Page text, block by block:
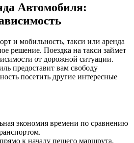
Автомобиля:
и мобильность, такси или аренда
решение. Поездка на такси займет
от дорожной ситуации.
предоставит вам свободу
посетить другие интересные
экономия времени по сравнению
к началу пешего маршрута.